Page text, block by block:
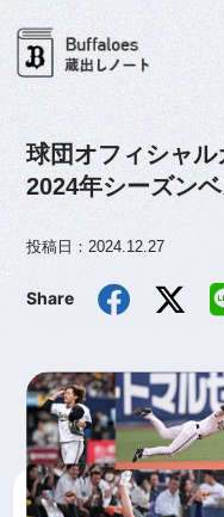
球団オフィシャ
2024年シーズン
投稿日：2024.12.27
Share